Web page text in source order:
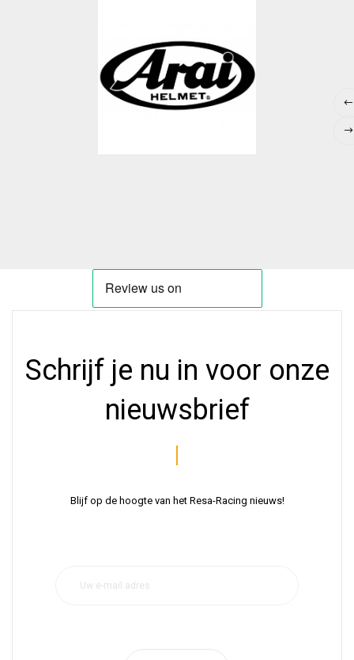
Schrijf je nu in voor onze
nieuwsbrief
Blijf op de hoogte van het Resa-Racing nieuws!